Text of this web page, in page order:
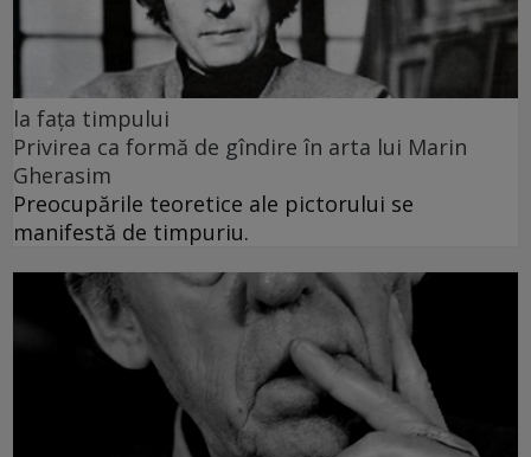
la fața timpului
Privirea ca formă de gîndire în arta lui Marin
Gherasim
Preocupările teoretice ale pictorului se
manifestă de timpuriu.